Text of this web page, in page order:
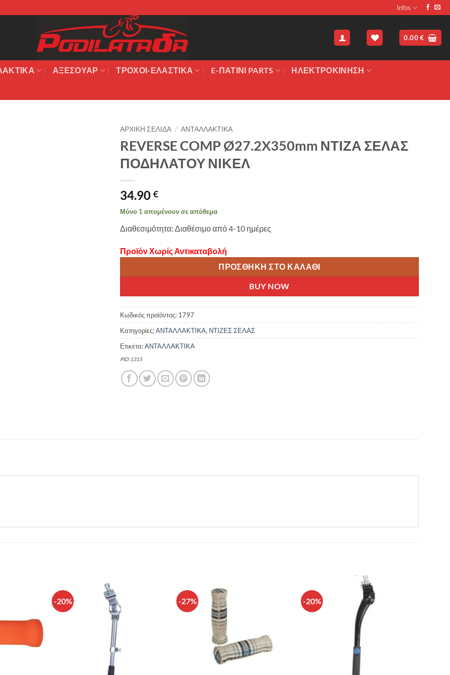
Infos
0.00€
ΑΞΕΣΟΥΆΡ ΤΡΟΧΟΙ-ΕΛΑΣΤΙΚΑ E-ΠΑΤΙΝΙ PARTS ΗΛΕΚΤΡΟΚΙΝΗΣΗ
ΑΡΧΙΚΉ ΣΕΛΊΔΑ / ΑΝΤΑΛΛΑΚΤΙΚΑ
REVERSE COMP Ø27.2X350mm ΝΤΙΖΑ ΣΕΛΑΣ
ΠΟΔΗΛΑΤΟΥ ΝΙΚΕΛ
34.90 €
Μόνο 1 απομένουν σε απόθεμα
Διαθεσιμότητα: Διαθέσιμο από 4-10 ημέρες
Προϊόν Χωρίς Αντικαταβολή
ΠΡΟΣΘΉΚΗ ΣΤΟ ΚΑΛΆΘΙ
BUY NOW
Κωδικός προϊόντος: 1797
Κατηγορίες:ΑΝΤΑΛΛΑΚΤΙΚΑ, ΝΤΙΖΕΣ ΣΕΛΑΣ
Ετικέτα:ΑΝΤΑΛΛΑΚΤΙΚΑ
PID:1315
-20% -27% -20%